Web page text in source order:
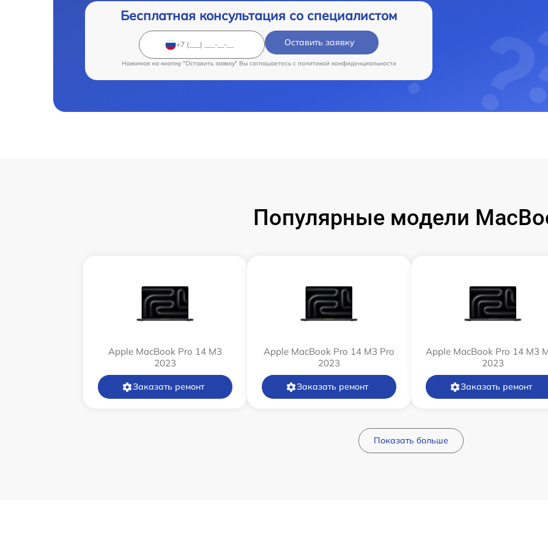
Бесплатная консультация со специалистом
Оставить заявку
Нажимая на кнопку "Оставить заявку" Вы соглашаетесь c политикой конфиденциальности
Популярные модели
Apple MacBook Pro 14 M3
2023
Заказать ремонт
Apple MacBook Pro 14 M3 Pro
2023
Заказать ремонт
Apple MacBook Pro 14 M3
2023
Заказать ремонт
Показать больше